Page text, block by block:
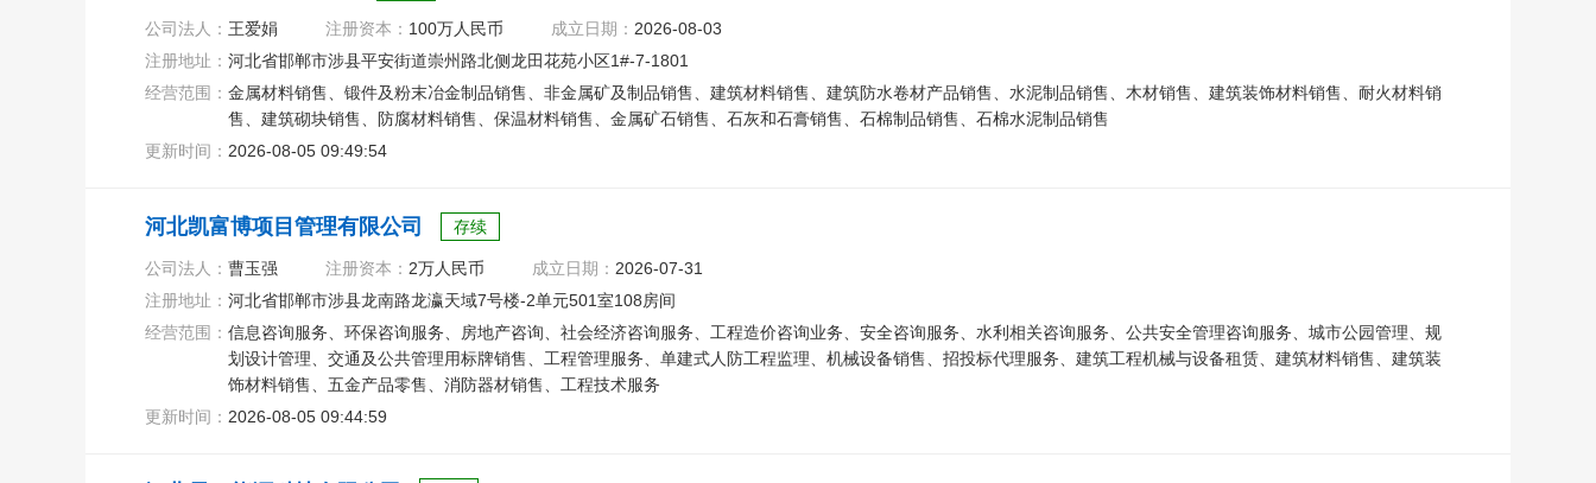
公司法人： 王爱娟 注册资本： 100万人民币 成立日期： 2026-08-03
注册地址： 河北省邯郸市涉县平安街道崇州路北侧龙田花苑小区1#-7-1801
经营范围： 金属材料销售、锻件及粉末冶金制品销售、非金属矿及制品销售、建筑材料销售、建筑防水卷材产品销售、水泥制品销售、木材销售、建筑装饰材料销售、耐火材料销
售、建筑砌块销售、防腐材料销售、保温材料销售、金属矿石销售、石灰和石膏销售、石棉制品销售、石棉水泥制品销售
更新时间： 2026-08-05 09:49:54
河北凯富博项目管理有限公司 存续
公司法人： 曹玉强 注册资本： 2万人民币 成立日期： 2026-07-31
注册地址： 河北省邯郸市涉县龙南路龙瀛天域7号楼-2单元501室108房间
经营范围： 信息咨询服务、环保咨询服务、房地产咨询、社会经济咨询服务、工程造价咨询业务、安全咨询服务、水利相关咨询服务、公共安全管理咨询服务、城市公园管理、规
划设计管理、交通及公共管理用标牌销售、工程管理服务、单建式人防工程监理、机械设备销售、招投标代理服务、建筑工程机械与设备租赁、建筑材料销售、建筑装
饰材料销售、五金产品零售、消防器材销售、工程技术服务
更新时间： 2026-08-05 09:44:59